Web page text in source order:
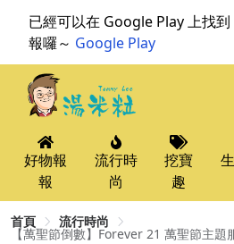
已經可以在 Google Play 上找
報囉～ Google Play
好物報
報
流行時
尚
挖寶
趣
首頁 流行時尚
【萬聖節倒數】Forever 21 萬聖節主題